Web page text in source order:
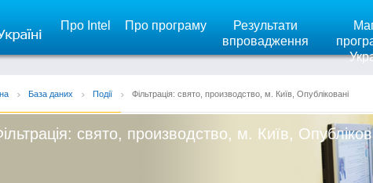
Про Intel Про програму
Результати
впровадження
База даних Події Фільтрація: свято, производство, м. Київ, Опубліковані
свято, производство, м. Київ,